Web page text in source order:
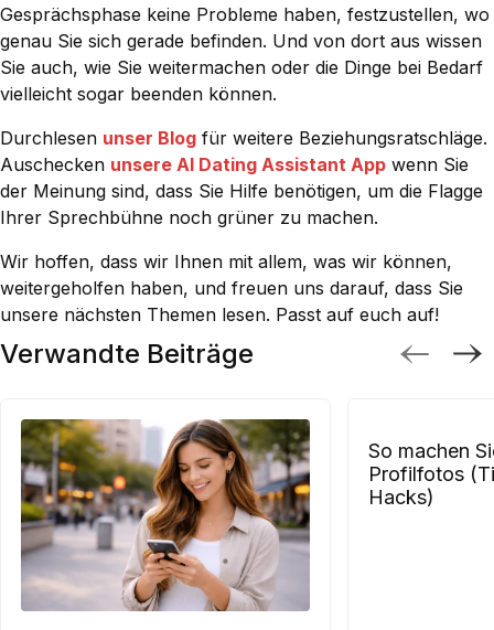
Gesprächsphase keine Probleme haben, festzustellen, wo
genau Sie sich gerade befinden. Und von dort aus wissen
Sie auch, wie Sie weitermachen oder die Dinge bei Bedarf
vielleicht sogar beenden können.
Durchlesen unser Blog für weitere Beziehungsratschläge.
Auschecken unsere AI Dating Assistant App wenn Sie
der Meinung sind, dass Sie Hilfe benötigen, um die Flagge
Ihrer Sprechbühne noch grüner zu machen.
Wir hoffen, dass wir Ihnen mit allem, was wir können,
weitergeholfen haben, und freuen uns darauf, dass Sie
unsere nächsten Themen lesen. Passt auf euch auf!
Verwandte Beiträge
So machen
Profilfotos
Hacks)